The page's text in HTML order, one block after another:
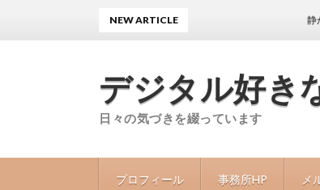
デジタル好き
日々の気づきを綴っています
プロフィール 事務所HP メ
NEW ARTICLE 静かで穏や